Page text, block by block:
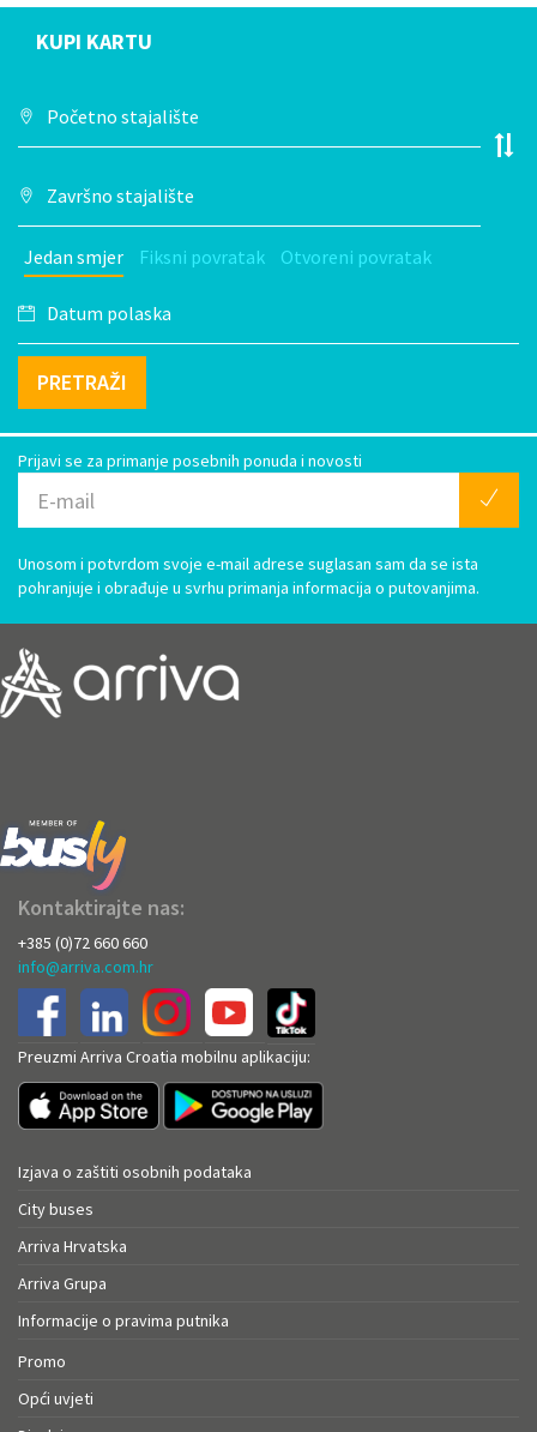
KUPI KARTU
Jedan smjer Fiksni povratak Otvoreni povratak
PRETRAŽI
Prijavi se za primanje posebnih ponuda i novosti
Unosom i potvrdom svoje e-mail adrese suglasan sam da se ista
pohranjuje i obrađuje u svrhu primanja informacija o putovanjima.
Kontaktirajte nas:
+385 (0)72 660 660
info@arriva.com.hr
Preuzmi Arriva Croatia mobilnu aplikaciju:
Izjava o zaštiti osobnih podataka
City buses
Arriva Hrvatska
Arriva Grupa
Informacije o pravima putnika
Promo
Opći uvjeti